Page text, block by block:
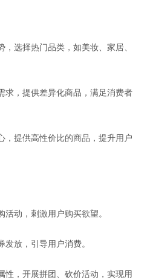
，选择热门品类，如美妆、家居、
求，提供差异化商品，满足消费者
，提供高性价比的商品，提升用户
活动，刺激用户购买欲望。
发放，引导用户消费。
性，开展拼团、砍价活动，实现用